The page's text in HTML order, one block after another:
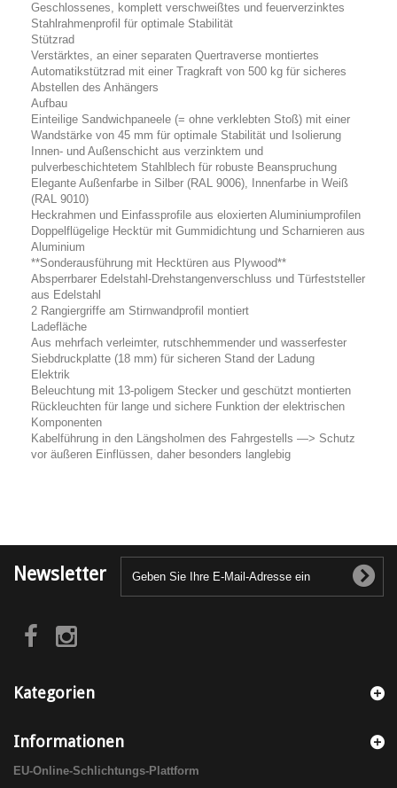
Geschlossenes, komplett verschweißtes und feuerverzinktes
Stahlrahmenprofil für optimale Stabilität
Stützrad
Verstärktes, an einer separaten Quertraverse montiertes
Automatikstützrad mit einer Tragkraft von 500 kg für sicheres
Abstellen des Anhängers
Aufbau
Einteilige Sandwichpaneele (= ohne verklebten Stoß) mit einer
Wandstärke von 45 mm für optimale Stabilität und Isolierung
Innen- und Außenschicht aus verzinktem und
pulverbeschichtetem Stahlblech für robuste Beanspruchung
Elegante Außenfarbe in Silber (RAL 9006), Innenfarbe in Weiß
(RAL 9010)
Heckrahmen und Einfassprofile aus eloxierten Aluminiumprofilen
Doppelflügelige Hecktür mit Gummidichtung und Scharnieren aus
Aluminium
**Sonderausführung mit Hecktüren aus Plywood**
Absperrbarer Edelstahl-Drehstangenverschluss und Türfeststeller
aus Edelstahl
2 Rangiergriffe am Stirnwandprofil montiert
Ladefläche
Aus mehrfach verleimter, rutschhemmender und wasserfester
Siebdruckplatte (18 mm) für sicheren Stand der Ladung
Elektrik
Beleuchtung mit 13-poligem Stecker und geschützt montierten
Rückleuchten für lange und sichere Funktion der elektrischen
Komponenten
Kabelführung in den Längsholmen des Fahrgestells —> Schutz
vor äußeren Einflüssen, daher besonders langlebig
Newsletter
Kategorien
Informationen
EU-Online-Schlichtungs-Plattform